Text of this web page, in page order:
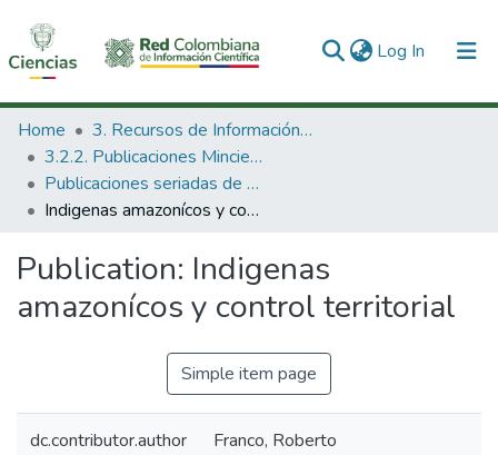
Log In (current)
Communities & Collections
All of DSpace
Statistics
Home
3. Recursos de Información Científica y Tecnológica
3.2.2. Publicaciones Minciencias
Publicaciones seriadas de Minciencias
Indigenas amazonícos y control territorial
Publication: Indigenas
amazonícos y control territorial
Simple item page
dc.contributor.author Franco, Roberto